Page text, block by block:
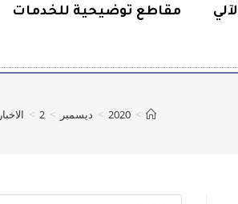
مقاطع توضيحية للخدمات
>
2020
> ديسمبر >
2
> الاخبار